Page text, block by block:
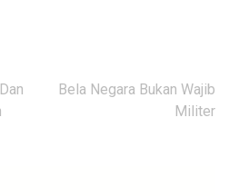
Bela Negara Bukan Wajib
Militer